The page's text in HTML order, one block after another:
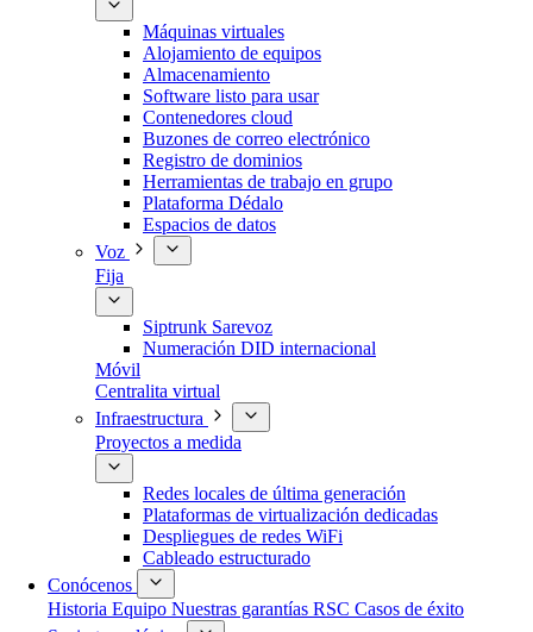
Máquinas virtuales
Alojamiento de equipos
Almacenamiento
Software listo para usar
Contenedores cloud
Buzones de correo electrónico
Registro de dominios
Herramientas de trabajo en grupo
Plataforma Dédalo
Espacios de datos
Voz
Fija
Siptrunk Sarevoz
Numeración DID internacional
Móvil
Centralita virtual
Infraestructura
Proyectos a medida
Redes locales de última generación
Plataformas de virtualización dedicadas
Despliegues de redes WiFi
Cableado estructurado
Conócenos
Historia Equipo Nuestras garantías RSC Casos de éxito